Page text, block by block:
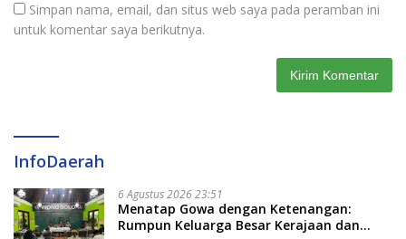
Simpan nama, email, dan situs web saya pada peramban ini
untuk komentar saya berikutnya.
InfoDaerah
6 Agustus 2026 23:51
Menatap Gowa dengan Ketenangan:
Rumpun Keluarga Besar Kerajaan dan